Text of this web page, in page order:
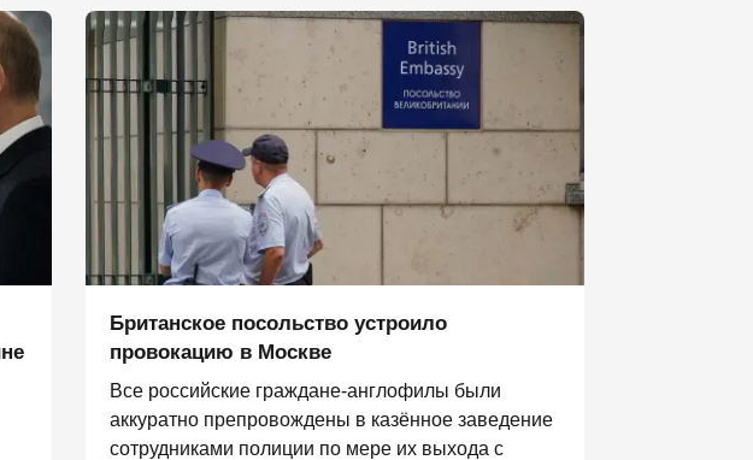
Британское посольство устроило
провокацию в Москве
Все российские граждане-англофилы были
аккуратно препровождены в казённое заведение
сотрудниками полиции по мере их выхода с